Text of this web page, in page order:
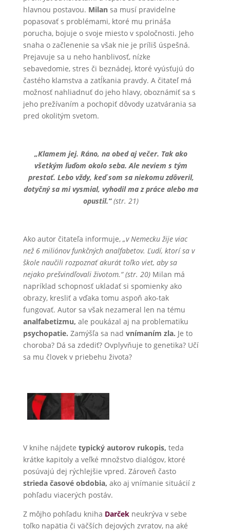
hlavnou postavou. Milansa musí pravidelne
popasovať s problémami, ktoré mu prináša
porucha, bojuje o svoje miesto v spoločnosti. Jeho
snaha o začlenenie sa však nie je príliš úspešná.
Prejavuje sa u neho hanblivosť, nízke
sebavedomie, stres či beznádej, ktoré vyúsťujú do
častého klamstva a zatĺkania pravdy. A čitateľ má
možnosť nahliadnuť do jeho hlavy, oboznámiť sa s
jeho prežívaním a pochopiť dôvody uzatvárania sa
pred okolitým svetom.
„Klamem jej. Ráno, na obed aj večer. Tak ako
všetkým ľuďom okolo seba. Ale neviem s tým
prestať. Lebo vždy, keď som sa niekomu zdôveril,
dotyčný sa mi vysmial, vyhodil ma z práce alebo ma
opustil.“(str. 21)
Ako autor čitateľa informuje, „v Nemecku žije viac
než 6 miliónov funkčných analfabetov. Ľudí, ktorí sa v
škole naučili rozpoznať akurát toľko viet, aby sa
nejako prešvindľovali životom.“ (str. 20) Milan má
napríklad schopnosť ukladať si spomienky ako
obrazy, kresliť a vďaka tomu aspoň ako-tak
fungovať. Autor sa však nezameral len na tému
analfabetizmu, ale poukázal aj na problematiku
psychopatie. Zamýšľa sa nad vnímaním zla. Je to
choroba? Dá sa zdediť? Ovplyvňuje to genetika? Učí
sa mu človek v priebehu života?
V knihe nájdete typický autorov rukopis, teda
krátke kapitoly a veľké množstvo dialógov, ktoré
posúvajú dej rýchlejšie vpred. Zároveň často
strieda časové obdobia, ako aj vnímanie situácií z
pohľadu viacerých postáv.
Z môjho pohľadu kniha Darčekneukrýva v sebe
toľko napätia či väčších dejových zvratov, na aké